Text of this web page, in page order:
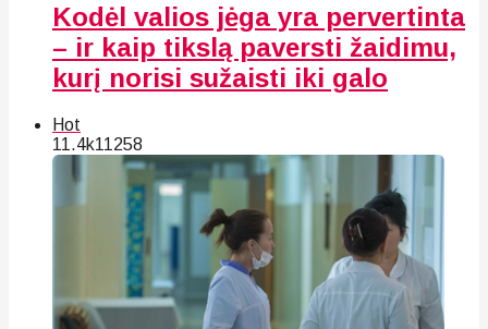
Kodėl valios jėga yra pervertinta
– ir kaip tikslą paversti žaidimu,
kurį norisi sužaisti iki galo
Hot
11.4k11258